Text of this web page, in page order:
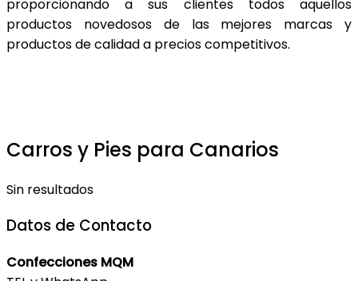
proporcionando a sus clientes todos aquellos
productos novedosos de las mejores marcas y
productos de calidad a precios competitivos.
Carros y Pies para Canarios
Sin resultados
Datos de Contacto
Confecciones MQM